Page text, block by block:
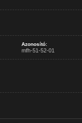
Azonosító:
mfh-51-52-01